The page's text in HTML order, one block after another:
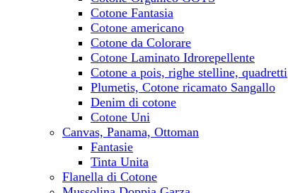
Cotone Fantasia
Cotone americano
Cotone da Colorare
Cotone Laminato Idrorepellente
Cotone a pois, righe stelline, quadretti
Plumetis, Cotone ricamato Sangallo
Denim di cotone
Cotone Uni
Canvas, Panama, Ottoman
Fantasie
Tinta Unita
Flanella di Cotone